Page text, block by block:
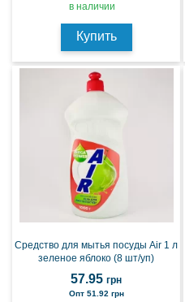
в наличии
Купить
Средство для мытья посуды Air 1 л
зеленое яблоко (8 шт/уп)
57.95 грн
Опт 51.92 грн